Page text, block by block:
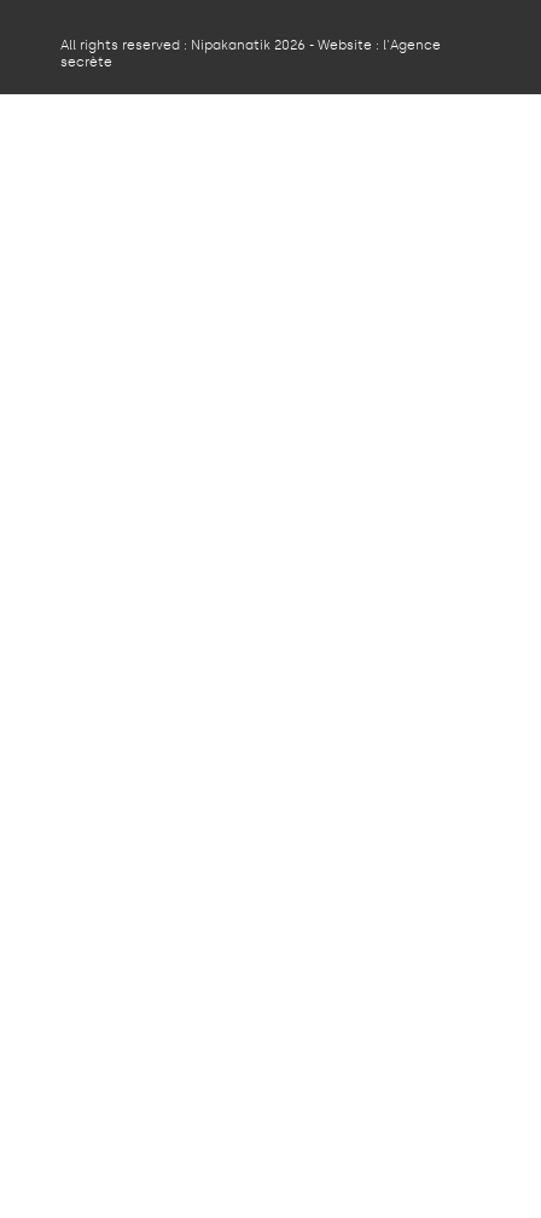
All rights reserved : Nipakanatik 2026 - Website : l'Agence
secrète